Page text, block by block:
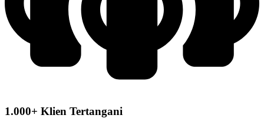
1.000+ Klien Tertangani